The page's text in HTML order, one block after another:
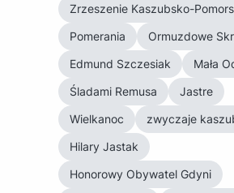
Zrzeszenie Kaszubsko-
Pomerania
Ormuzdowe
Edmund Szczesiak
Mała
Śladami Remusa
Jastre
Wielkanoc
zwyczaje
Hilary Jastak
Honorowy Obywatel Gdyni